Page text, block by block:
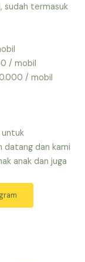
sudah termasuk
/ mobil
/ mobil
untuk
datang dan kami
anak dan juga